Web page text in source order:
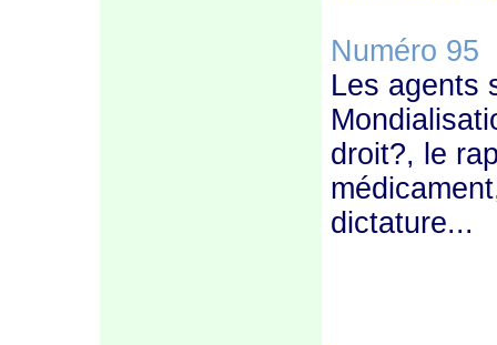
Numéro 95
Les agents
droit?, le
dictature...